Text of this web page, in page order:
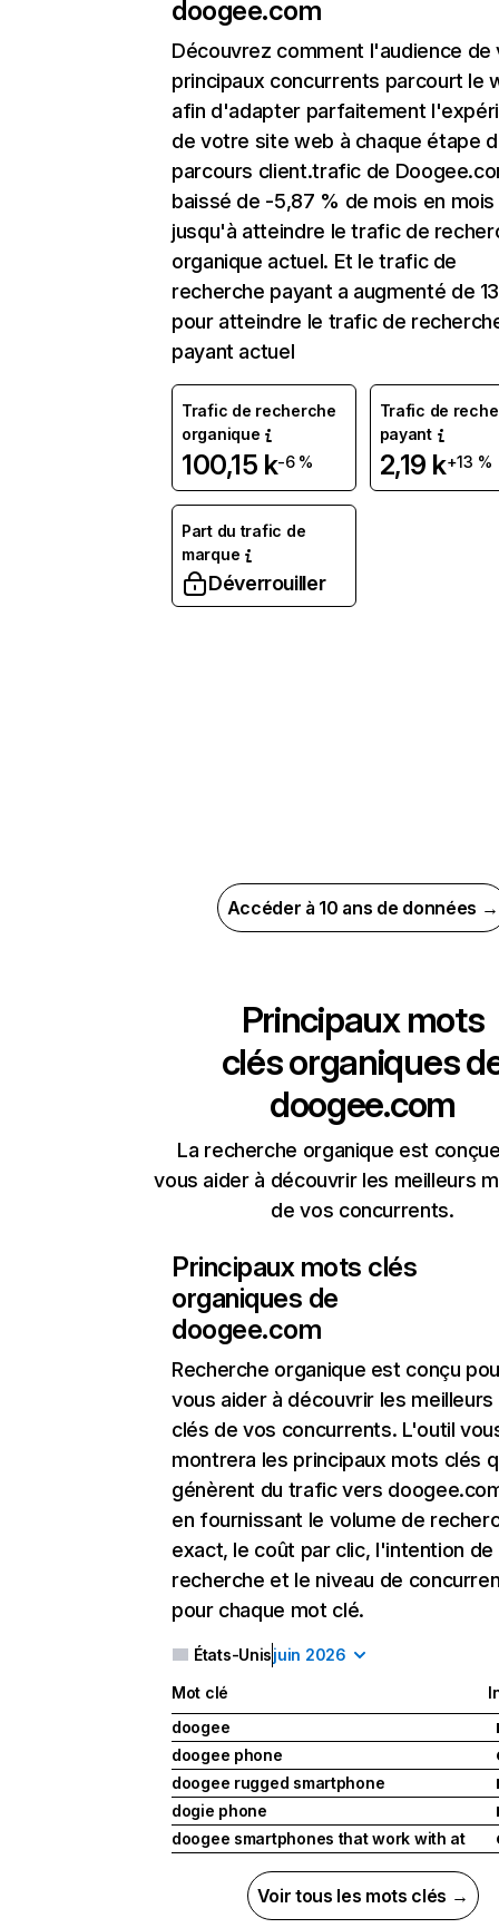
doogee.com
Découvrez comment l'audience de
principaux concurrents parcourt le
afin d'adapter parfaitement
de votre site web à chaque étape
parcours client.trafic de
baissé de -5,87 % de mois en mois
jusqu'à atteindre le trafic de
organique actuel. Et le trafic de
recherche payant a augmenté de
pour atteindre le trafic de
payant actuel
Trafic de recherche
organique
100,15 k-6 %
Trafic de
payant
2,19 k+13 %
Part du trafic de
marque
Déverrouiller
Accéder à 10 ans de données →
Principaux mots
clés organiques
doogee.com
La recherche organique est
vous aider à découvrir les meilleurs
de vos concurrents.
Principaux mots clés
organiques de
doogee.com
Recherche organique est conçu
vous aider à découvrir les
clés de vos concurrents. L'outil
montrera les principaux mots clés
génèrent du trafic vers
en fournissant le volume de
exact, le coût par clic, l'intention de
recherche et le niveau de
pour chaque mot clé.
États-Unisjuin 2026
Mot clé
doogee
doogee phone
doogee rugged smartphone
dogie phone
doogee smartphones that work with at
Voir tous les mots clés →